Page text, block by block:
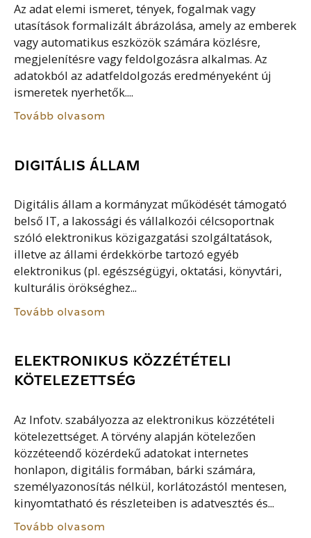
Az adat elemi ismeret, tények, fogalmak vagy
utasítások formalizált ábrázolása, amely az emberek
vagy automatikus eszközök számára közlésre,
megjelenítésre vagy feldolgozásra alkalmas. Az
adatokból az adatfeldolgozás eredményeként új
ismeretek nyerhetők....
Tovább olvasom
DIGITÁLIS ÁLLAM
Digitális állam a kormányzat működését támogató
belső IT, a lakossági és vállalkozói célcsoportnak
szóló elektronikus közigazgatási szolgáltatások,
illetve az állami érdekkörbe tartozó egyéb
elektronikus (pl. egészségügyi, oktatási, könyvtári,
kulturális örökséghez...
Tovább olvasom
ELEKTRONIKUS KÖZZÉTÉTELI
KÖTELEZETTSÉG
Az Infotv. szabályozza az elektronikus közzétételi
kötelezettséget. A törvény alapján kötelezően
közzéteendő közérdekű adatokat internetes
honlapon, digitális formában, bárki számára,
személyazonosítás nélkül, korlátozástól mentesen,
kinyomtatható és részleteiben is adatvesztés és...
Tovább olvasom